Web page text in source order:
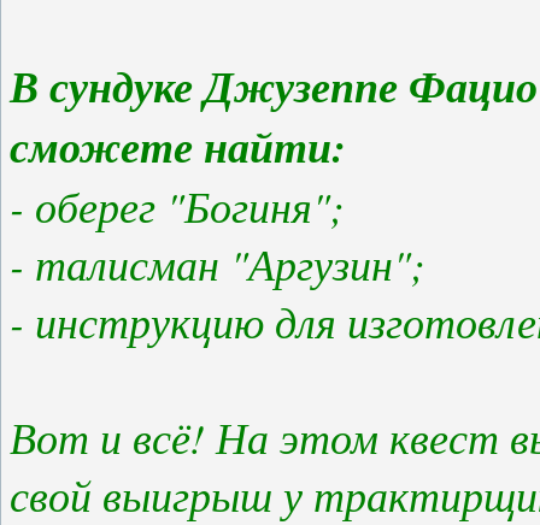
В сундуке Джузеппе
сможете найти:
- оберег "Богиня";
- талисман "Аргузин";
- инструкцию для
Вот и всё! На этом квест
свой выигрыш у